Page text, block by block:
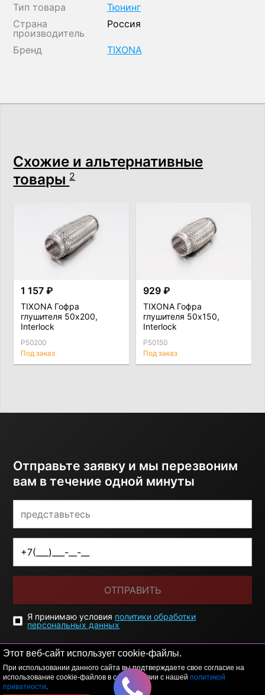
Этот веб-сайт использует cookie-файлы.
При использовании данного сайта вы подтверждаете свое согласие на
использование cookie-файлов в соответствии с нашей политикой
приватности.
Тип товара
Тюнинг
Страна
производитель
Россия
Бренд TIXONA
Схожие и альтернативные
товары2
1 157 ₽
TIXONA Гофра
глушителя 50x200,
Interlock
P50200
Под заказ
929 ₽
TIXONA Гофра
глушителя 50x150,
Interlock
P50150
Под заказ
Отправьте заявку и мы перезвоним
вам в течение одной минуты
ОТПРАВИТЬ
Я принимаю условия политики обработки
персональных данных